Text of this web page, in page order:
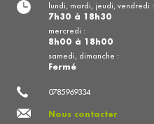
0785969334
Nous contacter
lundi, mardi, jeudi, vendredi :
7h30 à 18h30
mercredi :
8h00 à 18h00
samedi, dimanche :
Fermé